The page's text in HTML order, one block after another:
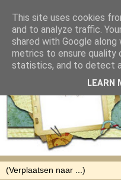
This site uses cookies
and to analyze traffic.
shared with Google
metrics to ensure quality
statistics, and to detect
LEARN